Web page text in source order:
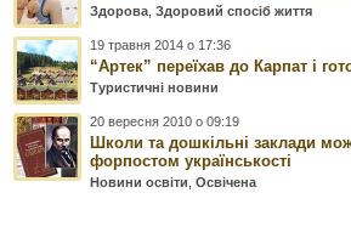
Здорова ,Здоровий спосіб життя
19 травня 2014 о 17:36
“Артек” переїхав до Карпат і
Туристичні новини
20 вересня 2010 о 09:19
Школи та дошкільні заклади
форпостом українськості
Новини освіти ,Освічена